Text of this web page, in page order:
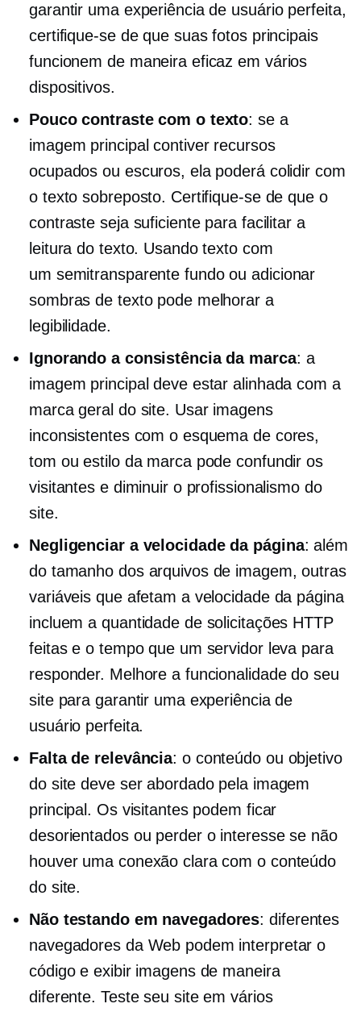
garantir uma experiência de usuário perfeita,
certifique-se de que suas fotos principais
funcionem de maneira eficaz em vários
dispositivos.
Pouco contraste com o texto: se a
imagem principal contiver recursos
ocupados ou escuros, ela poderá colidir com
o texto sobreposto. Certifique-se de que o
contraste seja suficiente para facilitar a
leitura do texto. Usando texto com
um semitransparente fundo ou adicionar
sombras de texto pode melhorar a
legibilidade.
Ignorando a consistência da marca: a
imagem principal deve estar alinhada com a
marca geral do site. Usar imagens
inconsistentes com o esquema de cores,
tom ou estilo da marca pode confundir os
visitantes e diminuir o profissionalismo do
site.
Negligenciar a velocidade da página: além
do tamanho dos arquivos de imagem, outras
variáveis ​​que afetam a velocidade da página
incluem a quantidade de solicitações HTTP
feitas e o tempo que um servidor leva para
responder. Melhore a funcionalidade do seu
site para garantir uma experiência de
usuário perfeita.
Falta de relevância: o conteúdo ou objetivo
do site deve ser abordado pela imagem
principal. Os visitantes podem ficar
desorientados ou perder o interesse se não
houver uma conexão clara com o conteúdo
do site.
Não testando em navegadores: diferentes
navegadores da Web podem interpretar o
código e exibir imagens de maneira
diferente. Teste seu site em vários